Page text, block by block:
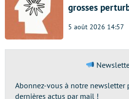
grosses
5 août 2026 14:57
Abonnez-vous à notre newsletter
dernières actus par mail !